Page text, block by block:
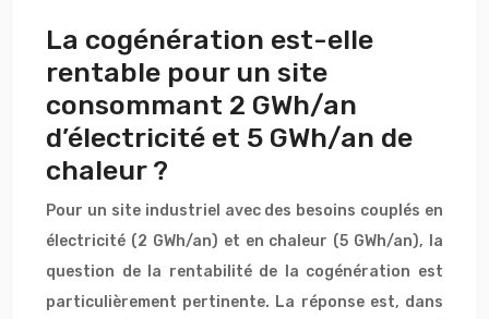
La cogénération est-elle
rentable pour un site
consommant 2 GWh/an
d’électricité et 5 GWh/an de
chaleur ?
Pour un site industriel avec des besoins couplés en
électricité (2 GWh/an) et en chaleur (5 GWh/an), la
question de la rentabilité de la cogénération est
particulièrement pertinente. La réponse est, dans